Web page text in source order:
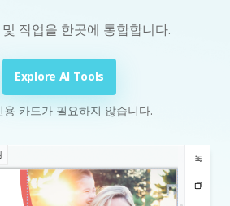
작업을 한곳에 통합합니다.
Explore AI Tools
카드가 필요하지 않습니다.